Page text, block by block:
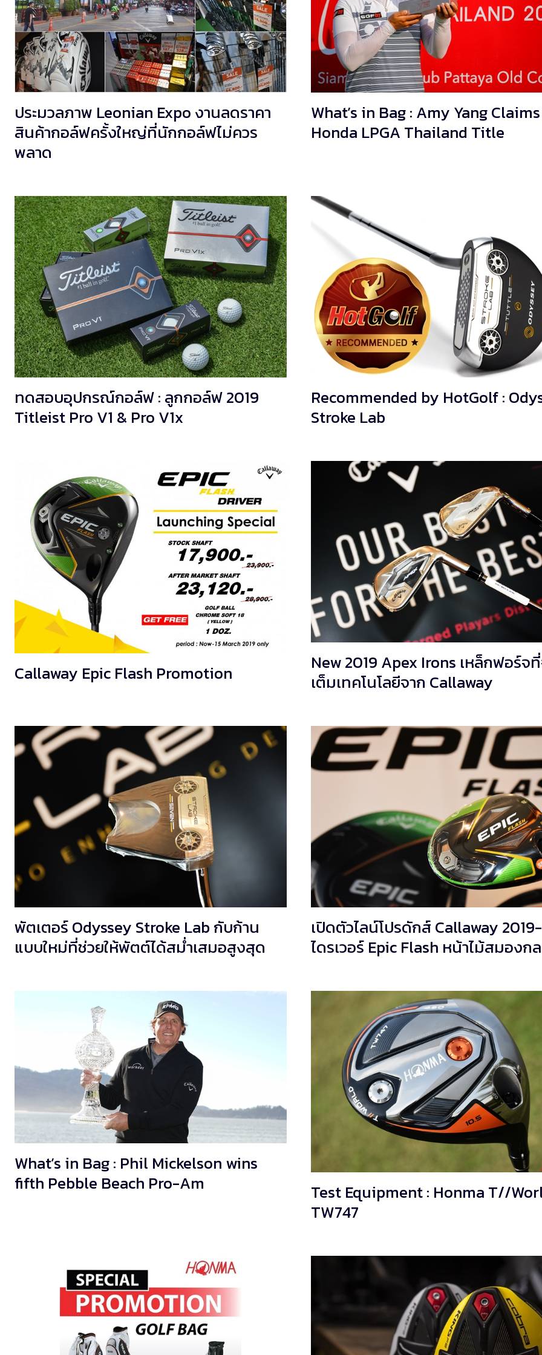
ประมวลภาพ Leonian Expo งานลดราคา
สินค้ากอล์ฟครั้งใหญ่ที่นักกอล์ฟไม่ควร
พลาด
What’s in Bag : Amy Yang
Honda LPGA Thailand Title
ทดสอบอุปกรณ์กอล์ฟ : ลูกกอล์ฟ 2019
Titleist Pro V1 & Pro V1x
Recommended by HotGolf :
Stroke Lab
Callaway Epic Flash Promotion
New 2019 Apex Irons เหล็กฟอร์จ
เต็มเทคโนโลยีจาก Callaway
พัตเตอร์ Odyssey Stroke Lab กับก้าน
แบบใหม่ที่ช่วยให้พัตต์ได้สม่ำเสมอสูงสุด
เปิดตัวไลน์โปรดักส์ Callaway 2019-
ไดรเวอร์ Epic Flash หน้าไม้สมองกล
What’s in Bag : Phil Mickelson wins
fifth Pebble Beach Pro-Am
Test Equipment : Honma T//
TW747